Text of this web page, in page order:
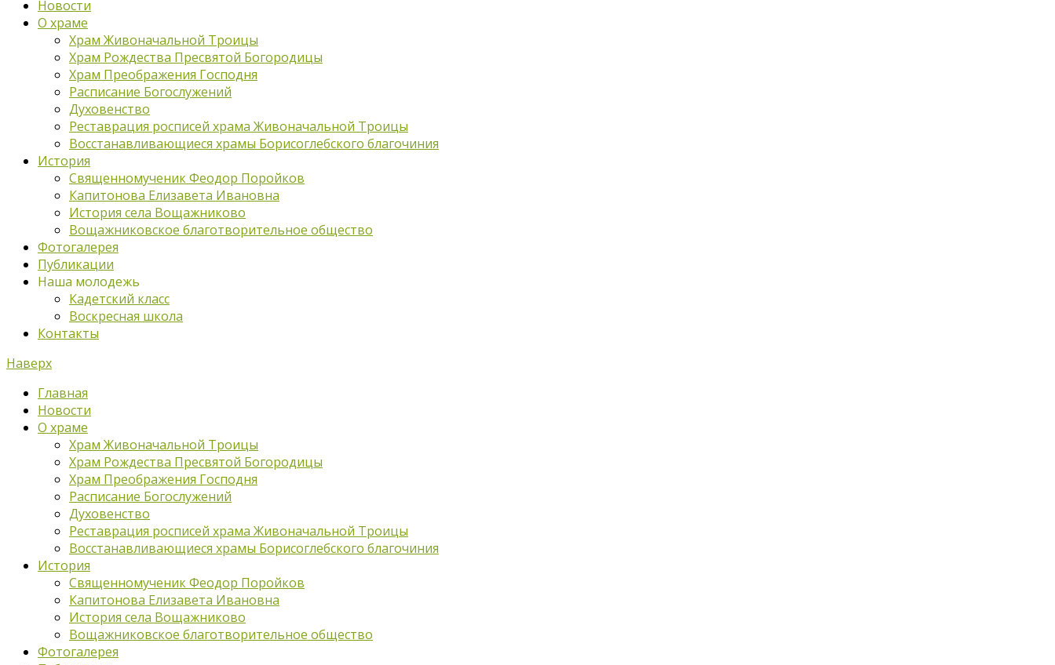
Новости
О храме
Храм Живоначальной Троицы
Храм Рождества Пресвятой Богородицы
Храм Преображения Господня
Расписание Богослужений
Духовенство
Реставрация росписей храма Живоначальной Троицы
Восстанавливающиеся храмы Борисоглебского благочиния
История
Священномученик Феодор Поройков
Капитонова Елизавета Ивановна
История села Вощажниково
Вощажниковское благотворительное общество
Фотогалерея
Публикации
Наша молодежь
Кадетский класс
Воскресная школа
Контакты
Наверх
Главная
Новости
О храме
Храм Живоначальной Троицы
Храм Рождества Пресвятой Богородицы
Храм Преображения Господня
Расписание Богослужений
Духовенство
Реставрация росписей храма Живоначальной Троицы
Восстанавливающиеся храмы Борисоглебского благочиния
История
Священномученик Феодор Поройков
Капитонова Елизавета Ивановна
История села Вощажниково
Вощажниковское благотворительное общество
Фотогалерея